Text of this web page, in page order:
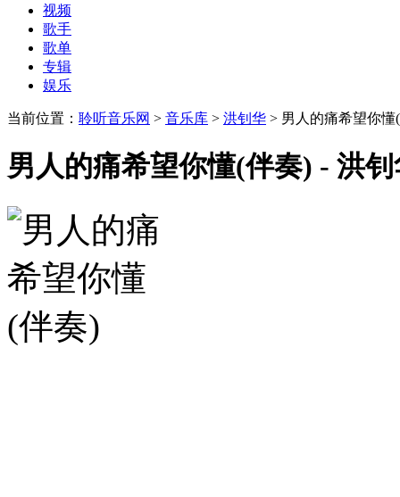
视频
歌手
歌单
专辑
娱乐
当前位置： 聆听音乐网 > 音乐库 > 洪钊华 > 男人的痛希望你懂
男人的痛希望你懂(伴奏) - 洪